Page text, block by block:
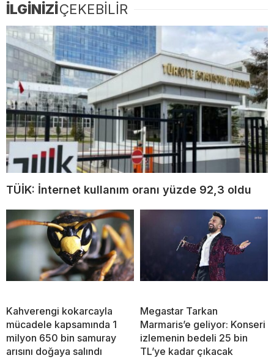
İLGİNİZİÇEKEBİLİR
TÜİK: İnternet kullanım oranı yüzde 92,3 oldu
Kahverengi kokarcayla
mücadele kapsamında 1
milyon 650 bin samuray
arısını doğaya salındı
Megastar Tarkan
Marmaris’e geliyor: Konseri
izlemenin bedeli 25 bin
TL’ye kadar çıkacak